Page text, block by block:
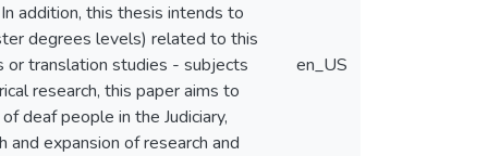
addition, this thesis intends to
degrees levels) related to this
or translation studies - subjects
research, this paper aims to
deaf people in the Judiciary,
expansion of research and
en_US